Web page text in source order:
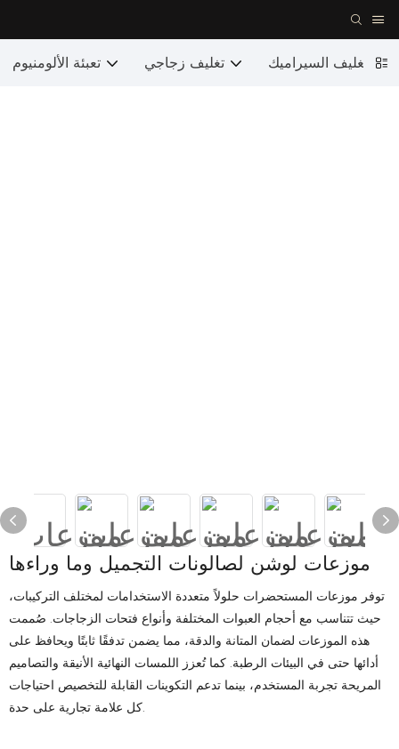
تعبئة الألومنيوم تغليف زجاجي تغليف السيراميك
موزعات لوشن لصالونات التجميل وما وراءها
توفر موزعات المستحضرات حلولاً متعددة الاستخدامات لمختلف التركيبات،
حيث تتناسب مع أحجام العبوات المختلفة وأنواع فتحات الزجاجات. صُممت
هذه الموزعات لضمان المتانة والدقة، مما يضمن تدفقًا ثابتًا ويحافظ على
أدائها حتى في البيئات الرطبة. كما تُعزز اللمسات النهائية الأنيقة والتصاميم
المريحة تجربة المستخدم، بينما تدعم التكوينات القابلة للتخصيص احتياجات
كل علامة تجارية على حدة.